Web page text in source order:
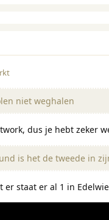
niet weghalen
dus je hebt zeker
is het de tweede in
staat er al 1 in